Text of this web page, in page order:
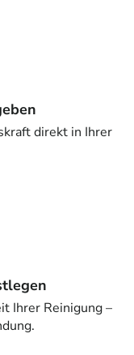
direkt in Ihrer
Ihrer Reinigung –